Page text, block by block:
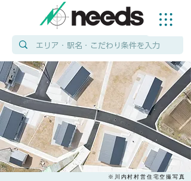
​※川内村村営住宅空撮写真